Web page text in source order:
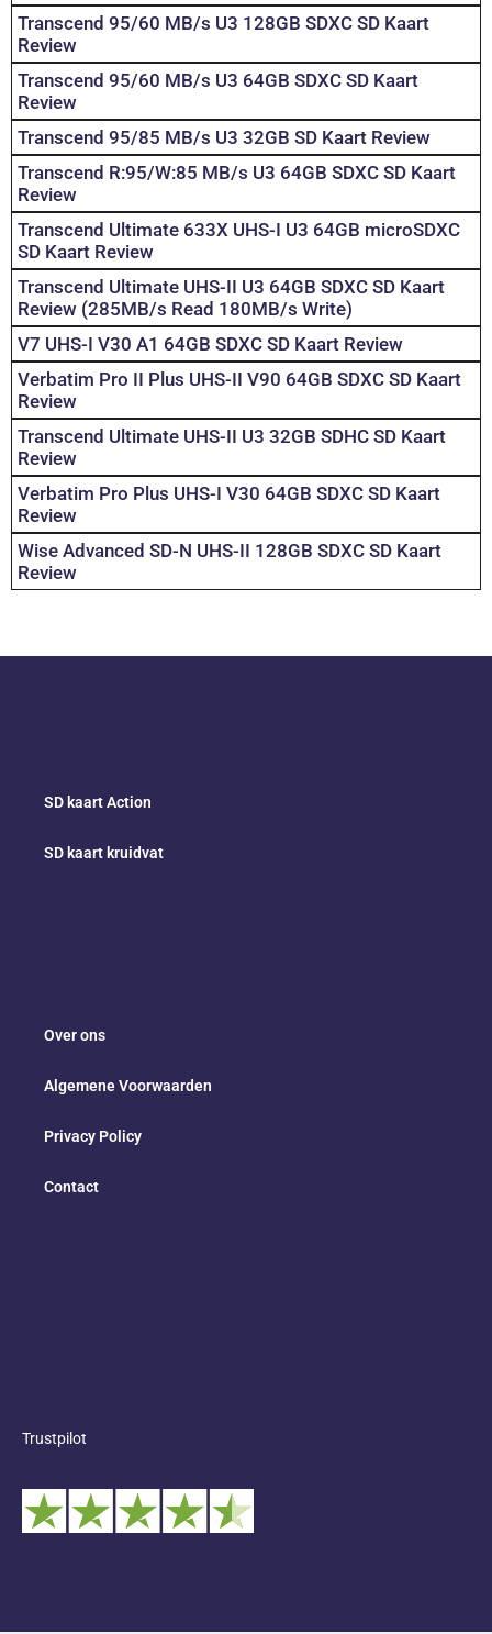
Transcend 95/60 MB/s U3 128GB SDXC SD Kaart
Review
Transcend 95/60 MB/s U3 64GB SDXC SD Kaart
Review
Transcend 95/85 MB/s U3 32GB SD Kaart Review
Transcend R:95/W:85 MB/s U3 64GB SDXC SD Kaart
Review
Transcend Ultimate 633X UHS-I U3 64GB microSDXC
SD Kaart Review
Transcend Ultimate UHS-II U3 64GB SDXC SD Kaart
Review (285MB/s Read 180MB/s Write)
V7 UHS-I V30 A1 64GB SDXC SD Kaart Review
Verbatim Pro II Plus UHS-II V90 64GB SDXC SD Kaart
Review
Transcend Ultimate UHS-II U3 32GB SDHC SD Kaart
Review
Verbatim Pro Plus UHS-I V30 64GB SDXC SD Kaart
Review
Wise Advanced SD-N UHS-II 128GB SDXC SD Kaart
Review
SD kaart Action
SD kaart kruidvat
Over ons
Algemene Voorwaarden
Privacy Policy
Contact
Trustpilot